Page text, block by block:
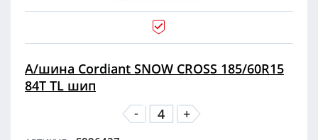
А/шина Cordiant SNOW CROSS 185/60R15
84T TL шип
-
+